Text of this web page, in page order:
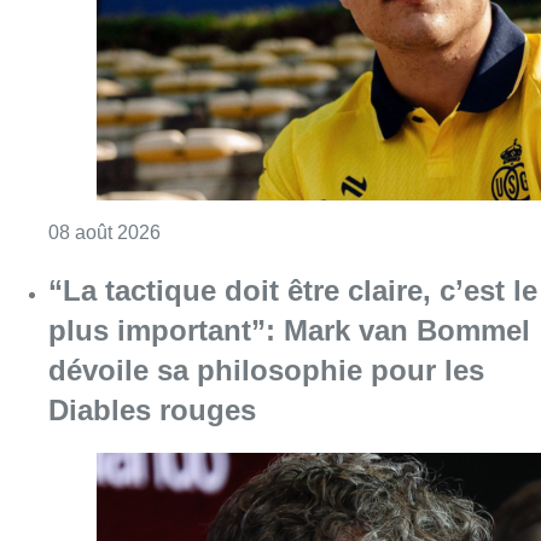
dévoile sa philosophie pour les
Diables rouges
Consulter l'article "“La tactique doit être